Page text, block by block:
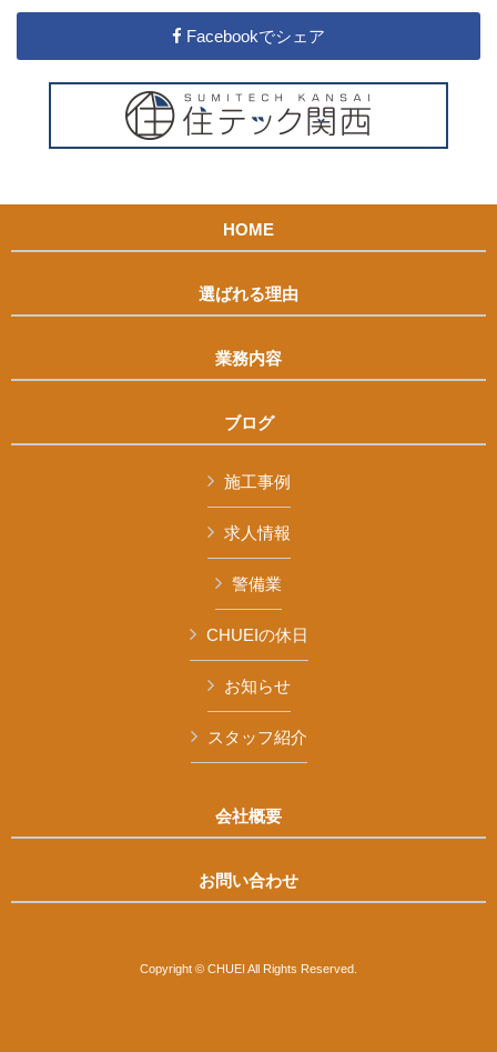
Facebookでシェア
HOME
選ばれる理由
業務内容
ブログ
施工事例
求人情報
警備業
CHUEIの休日
お知らせ
スタッフ紹介
会社概要
お問い合わせ
Copyright © CHUEI All Rights Reserved.